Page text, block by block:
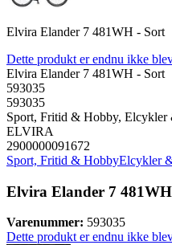
Elvira Elander 7 481WH - Sort
Dette produkt er endnu ikke
Elvira Elander 7 481WH - Sort
593035
593035
Sport, Fritid & Hobby, Elcykler
ELVIRA
2900000091672
Sport, Fritid & HobbyElcykler
Elvira Elander 7
Varenummer: 593035
Dette produkt er endnu ikke